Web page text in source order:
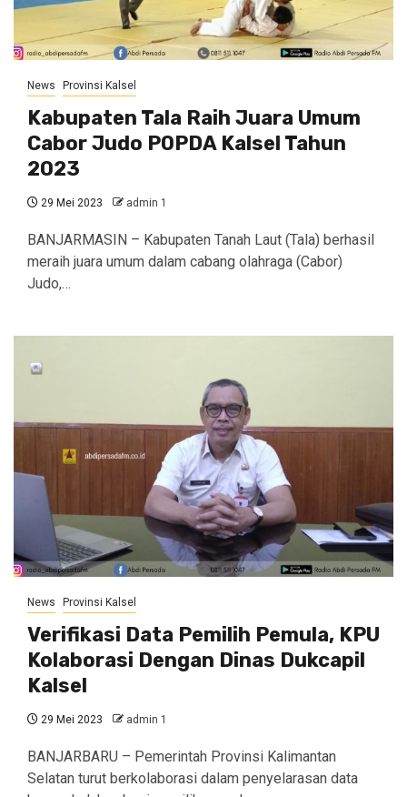
News Provinsi Kalsel
Kabupaten Tala Raih Juara Umum
Cabor Judo POPDA Kalsel Tahun
2023
29 Mei 2023 admin 1
BANJARMASIN – Kabupaten Tanah Laut (Tala) berhasil
meraih juara umum dalam cabang olahraga (Cabor)
Judo,…
News Provinsi Kalsel
Verifikasi Data Pemilih Pemula, KPU
Kolaborasi Dengan Dinas Dukcapil
Kalsel
29 Mei 2023 admin 1
BANJARBARU – Pemerintah Provinsi Kalimantan
Selatan turut berkolaborasi dalam penyelarasan data